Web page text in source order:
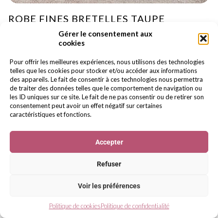
Gérer le consentement aux
cookies
Pour offrir les meilleures expériences, nous utilisons des technologies
telles que les cookies pour stocker et/ou accéder aux informations
des appareils. Le fait de consentir à ces technologies nous permettra
de traiter des données telles que le comportement de navigation ou
les ID uniques sur ce site. Le fait de ne pas consentir ou de retirer son
consentement peut avoir un effet négatif sur certaines
caractéristiques et fonctions.
Accepter
Refuser
Voir les préférences
Politique de cookiesPolitique de confidentialité
ROBE FINES BRETELLES TAUPE
Collection Cérémonie